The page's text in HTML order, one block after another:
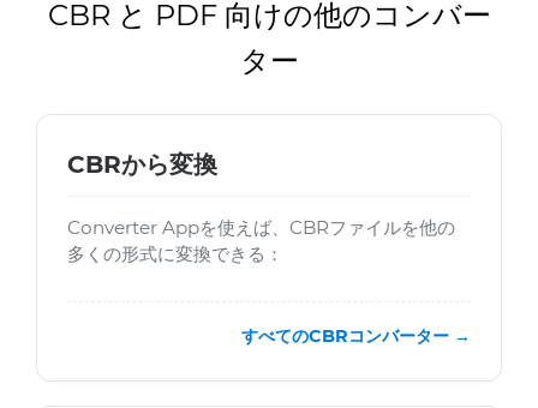
CBR と PDF 向けの他のコンバー
ター
CBRから変換
Converter Appを使えば、CBRファイルを他の
多くの形式に変換できる：
すべてのCBRコンバーター →